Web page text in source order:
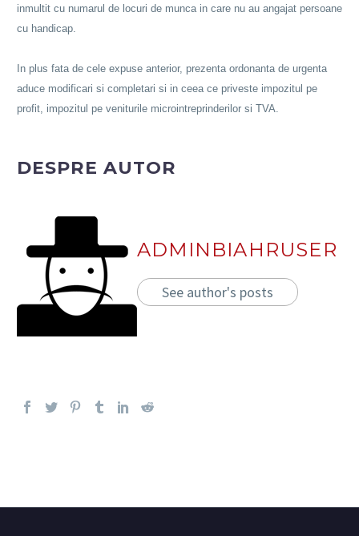
inmultit cu numarul de locuri de munca in care nu au angajat persoane
cu handicap.
In plus fata de cele expuse anterior, prezenta ordonanta de urgenta
aduce modificari si completari si in ceea ce priveste impozitul pe
profit, impozitul pe veniturile microintreprinderilor si TVA.
DESPRE AUTOR
ADMINBIAHRUSER
See author's posts